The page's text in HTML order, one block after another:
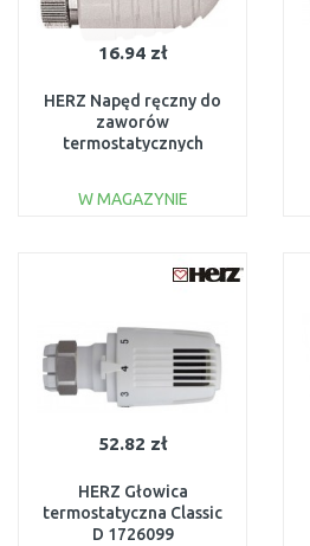
16.94 zł
HERZ Napęd ręczny do
zaworów
termostatycznych
W MAGAZYNIE
Do porównania
52.82 zł
HERZ Głowica
termostatyczna Classic
D 1726099